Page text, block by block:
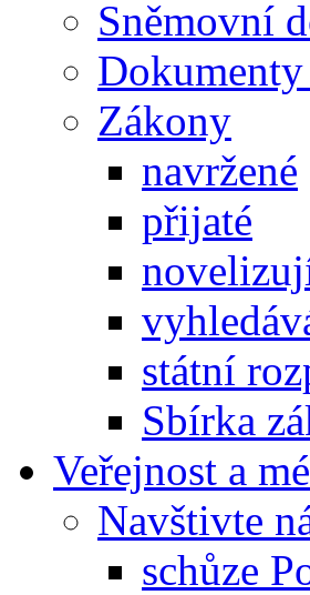
Sněmovní
Zákony
navržené
přijaté
státní
Sbírka
Veřejnost a
Navštivte
schůze